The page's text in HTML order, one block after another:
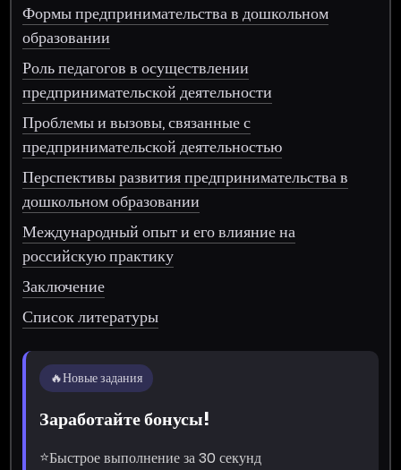
Формы предпринимательства в дошкольном
образовании
Роль педагогов в осуществлении
предпринимательской деятельности
Проблемы и вызовы, связанные с
предпринимательской деятельностью
Перспективы развития предпринимательства в
дошкольном образовании
Международный опыт и его влияние на
российскую практику
Заключение
Список литературы
🔥Новые задания
Заработайте бонусы!
⭐Быстрое выполнение за 30 секунд